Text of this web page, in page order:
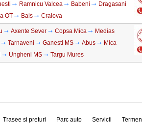
Ramnicu Valcea Babeni
Dragasani
OT
Bals Craiova
Axente Sever Copsa Mica
Medias
Tarnaveni Ganesti MS Abus
Mica
Ungheni MS Targu Mures
Trasee si preturi Parc auto Servicii